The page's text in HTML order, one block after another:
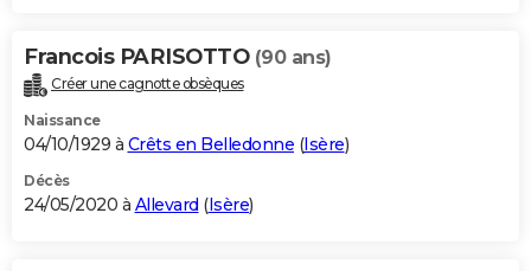
Francois PARISOTTO (90 ans)
Créer une cagnotte obsèques
Naissance
04/10/1929 à Crêts en Belledonne (Isère)
Décès
24/05/2020 à Allevard (Isère)